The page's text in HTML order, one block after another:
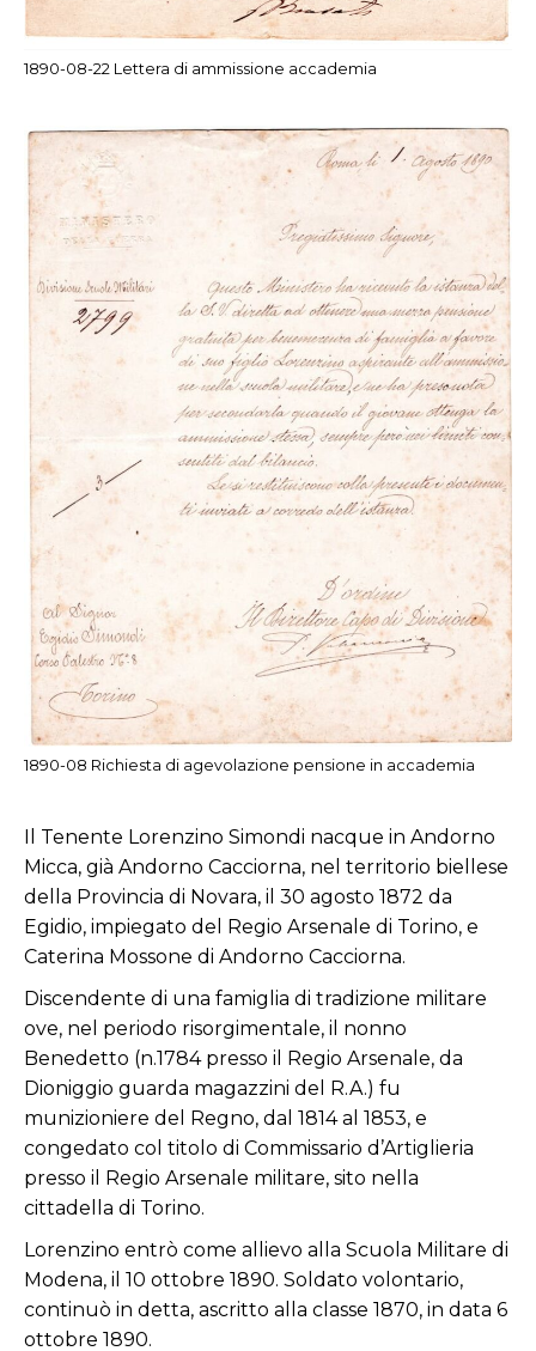
1890-08-22 Lettera di ammissione accademia
1890-08 Richiesta di agevolazione pensione in accademia
Il Tenente Lorenzino Simondi nacque in Andorno
Micca, già Andorno Cacciorna, nel territorio biellese
della Provincia di Novara, il 30 agosto 1872 da
Egidio, impiegato del Regio Arsenale di Torino, e
Caterina Mossone di Andorno Cacciorna.
Discendente di una famiglia di tradizione militare
ove, nel periodo risorgimentale, il nonno
Benedetto (n.1784 presso il Regio Arsenale, da
Dioniggio guarda magazzini del R.A.) fu
munizioniere del Regno, dal 1814 al 1853, e
congedato col titolo di Commissario d’Artiglieria
presso il Regio Arsenale militare, sito nella
cittadella di Torino.
Lorenzino entrò come allievo alla Scuola Militare di
Modena, il 10 ottobre 1890. Soldato volontario,
continuò in detta, ascritto alla classe 1870, in data 6
ottobre 1890.